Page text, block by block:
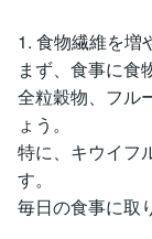
1. 食物繊維を増
まず、食事に食
全粒穀物、フル
ょう。
特に、キウイフ
す。
毎日の食事に取